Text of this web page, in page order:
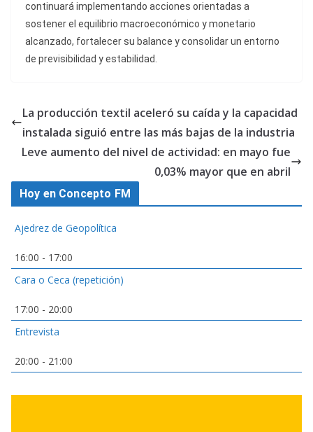
continuará implementando acciones orientadas a
sostener el equilibrio macroeconómico y monetario
alcanzado, fortalecer su balance y consolidar un entorno
de previsibilidad y estabilidad.
La producción textil aceleró su caída y la capacidad
instalada siguió entre las más bajas de la industria
Leve aumento del nivel de actividad: en mayo fue
0,03% mayor que en abril
Hoy en Concepto FM
Ajedrez de Geopolítica
16:00 - 17:00
Cara o Ceca (repetición)
17:00 - 20:00
Entrevista
20:00 - 21:00